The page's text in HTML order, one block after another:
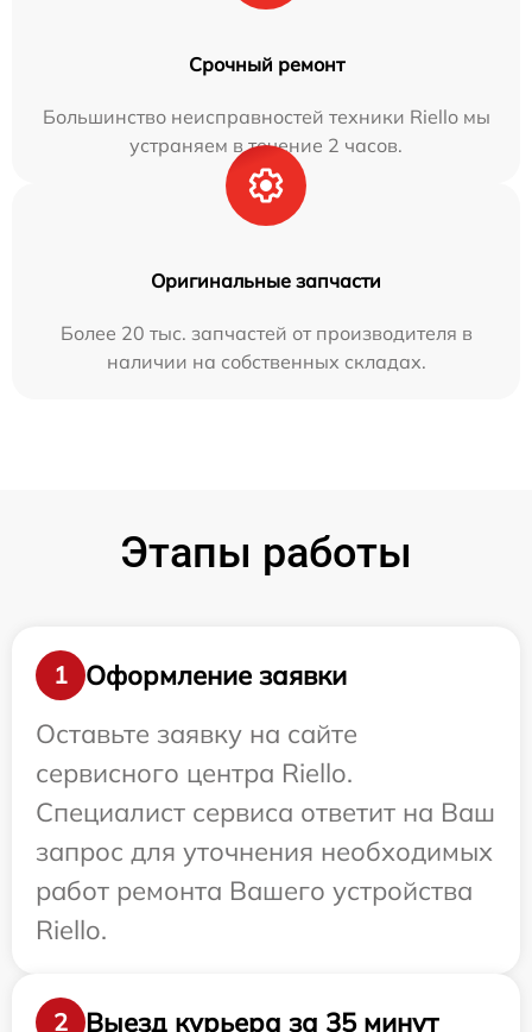
Срочный ремонт
Большинство неисправностей техники Riello мы
устраняем в течение 2 часов.
Оригинальные запчасти
Более 20 тыс. запчастей от производителя в
наличии на собственных складах.
Этапы работы
1
Оформление заявки
Оставьте заявку на сайте
сервисного центра Riello.
Специалист сервиса ответит на Ваш
запрос для уточнения необходимых
работ ремонта Вашего устройства
Riello.
2 Выезд курьера за 35 минут